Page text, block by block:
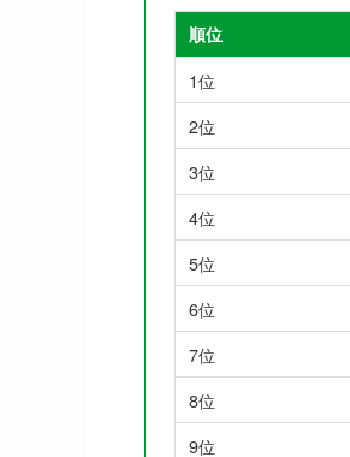
順位
1位
2位
3位
4位
5位
6位
7位
8位
9位